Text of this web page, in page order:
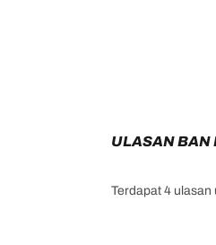
ULASAN BAN
Terdapat 4 ulasan